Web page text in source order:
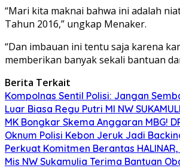
“Mari kita maknai bahwa ini adalah
Tahun 2016,” ungkap Menaker.
“Dan imbauan ini tentu saja karena
memberikan banyak sekali bantuan
Berita Terkait
Kompolnas Sentil Polisi: Jangan
Luar Biasa Regu Putri MI NW
MK Bongkar Skema Anggaran MBG!
Oknum Polisi Kebon Jeruk Jadi
Perkuat Komitmen Berantas
Mis NW Sukamulia Terima Bantuan